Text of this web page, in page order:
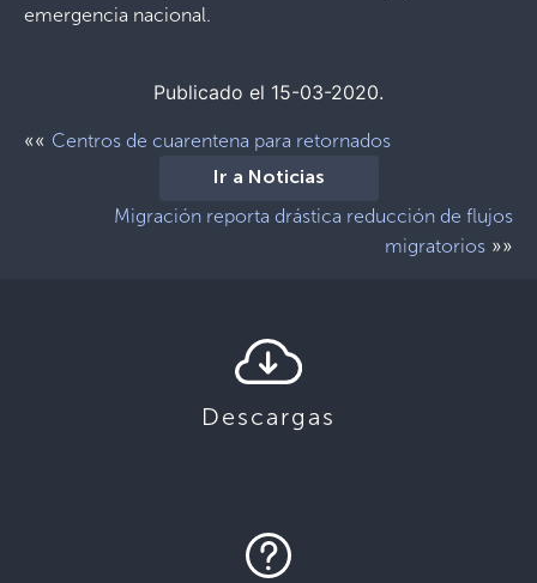
emergencia nacional.
Publicado el 15-03-2020.
«« Centros de cuarentena para retornados
Ir a Noticias
Migración reporta drástica reducción de flujos
migratorios »»
Descargas